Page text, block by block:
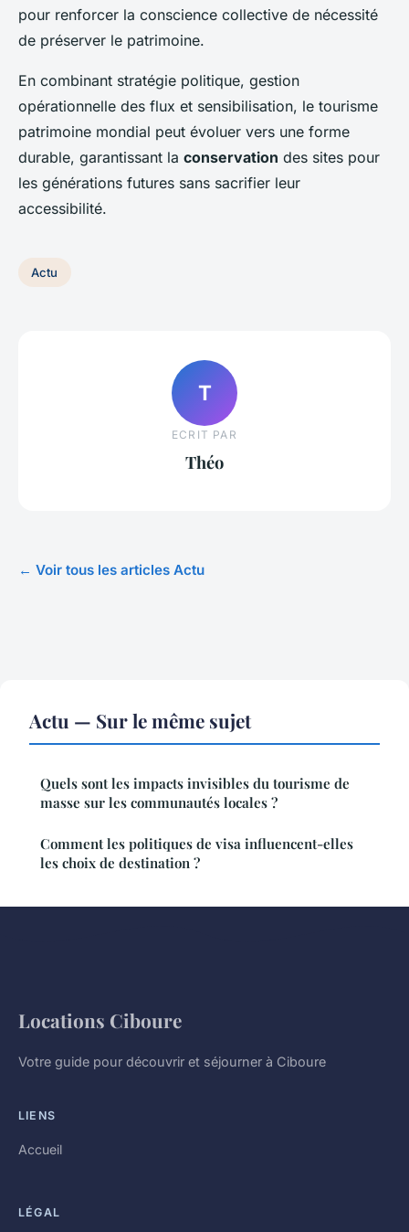
pour renforcer la conscience collective de nécessité
de préserver le patrimoine.
En combinant stratégie politique, gestion
opérationnelle des flux et sensibilisation, le tourisme
patrimoine mondial peut évoluer vers une forme
durable, garantissant la conservation des sites pour
les générations futures sans sacrifier leur
accessibilité.
Actu
T
ECRIT PAR
Théo
← Voir tous les articles Actu
Actu — Sur le même sujet
Quels sont les impacts invisibles du tourisme de
masse sur les communautés locales ?
Comment les politiques de visa influencent-elles
les choix de destination ?
Locations Ciboure
Votre guide pour découvrir et séjourner à Ciboure
LIENS
Accueil
LÉGAL